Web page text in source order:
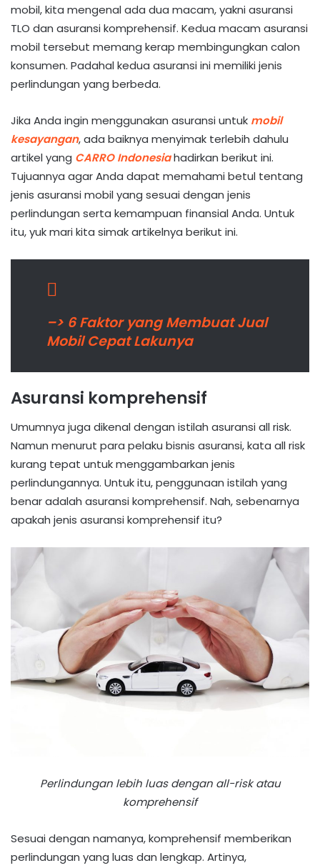
mobil, kita mengenal ada dua macam, yakni asuransi
TLO dan asuransi komprehensif. Kedua macam asuransi
mobil tersebut memang kerap membingungkan calon
konsumen. Padahal kedua asuransi ini memiliki jenis
perlindungan yang berbeda.
Jika Anda ingin menggunakan asuransi untuk mobil
kesayangan, ada baiknya menyimak terlebih dahulu
artikel yang CARRO Indonesiahadirkan berikut ini.
Tujuannya agar Anda dapat memahami betul tentang
jenis asuransi mobil yang sesuai dengan jenis
perlindungan serta kemampuan finansial Anda. Untuk
itu, yuk mari kita simak artikelnya berikut ini.
–> 6 Faktor yang Membuat Jual
Mobil Cepat Lakunya
Asuransi komprehensif
Umumnya juga dikenal dengan istilah asuransi all risk.
Namun menurut para pelaku bisnis asuransi, kata all risk
kurang tepat untuk menggambarkan jenis
perlindungannya. Untuk itu, penggunaan istilah yang
benar adalah asuransi komprehensif. Nah, sebenarnya
apakah jenis asuransi komprehensif itu?
Perlindungan lebih luas dengan all-risk atau
komprehensif
Sesuai dengan namanya, komprehensif memberikan
perlindungan yang luas dan lengkap. Artinya,